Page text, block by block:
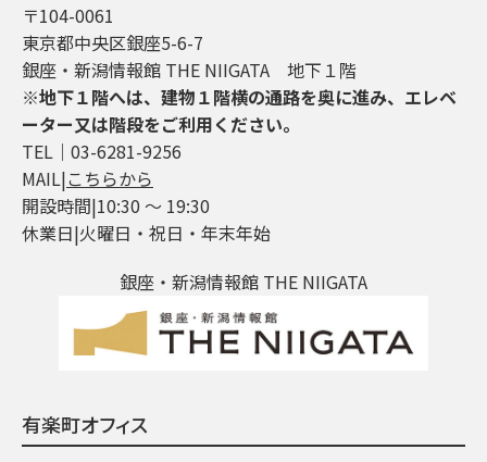
〒104-0061
東京都中央区銀座5-6-7
銀座・新潟情報館 THE NIIGATA 地下１階
※地下１階へは、建物１階横の通路を奥に進み、エレベ
ーター又は階段をご利用ください。
TEL│03-6281-9256
MAIL|こちらから
開設時間|10:30 ～ 19:30
休業日|火曜日・祝日・年末年始
銀座・新潟情報館 THE NIIGATA
有楽町オフィス